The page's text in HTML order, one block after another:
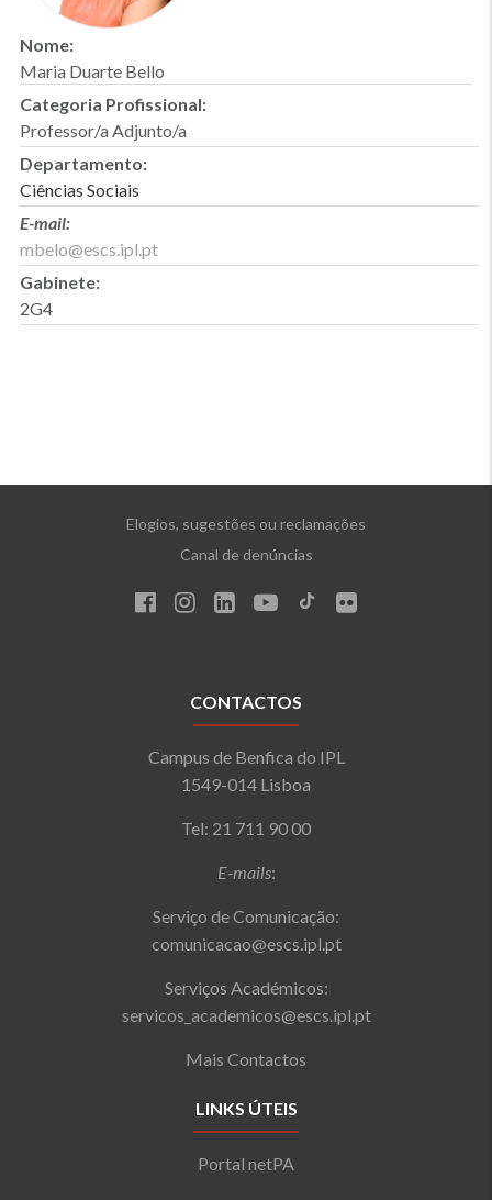
Nome:
Maria Duarte Bello
Categoria Profissional:
Professor/a Adjunto/a
Departamento:
Ciências Sociais
E-mail:
mbelo@escs.ipl.pt
Gabinete:
2G4
Elogios, sugestões ou reclamações
Canal de denúncias
CONTACTOS
Campus de Benfica do IPL
1549-014 Lisboa
Tel: 21 711 90 00
E-mails:
Serviço de Comunicação:
comunicacao@escs.ipl.pt
Serviços Académicos:
servicos_academicos@escs.ipl.pt
Mais Contactos
LINKS ÚTEIS
Portal netPA